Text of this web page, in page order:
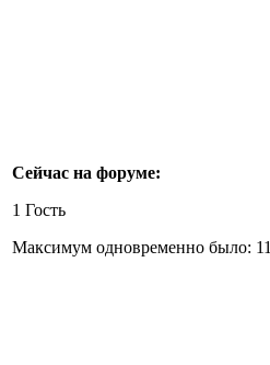
Сейчас на форуме:
1 Гость
Максимум одновременно было: 11